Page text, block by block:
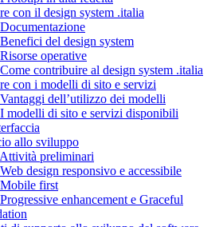
con il design system .italia
del design system
operative
contribuire al design system .italia
con i modelli di sito e servizi
dell’utilizzo dei modelli
modelli di sito e servizi disponibili
allo sviluppo
preliminari
design responsivo e accessibile
first
enhancement e Graceful